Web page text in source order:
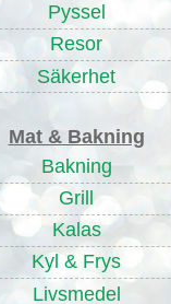
Pyssel
Resor
Säkerhet
Mat & Bakning
Bakning
Grill
Kalas
Kyl & Frys
Livsmedel